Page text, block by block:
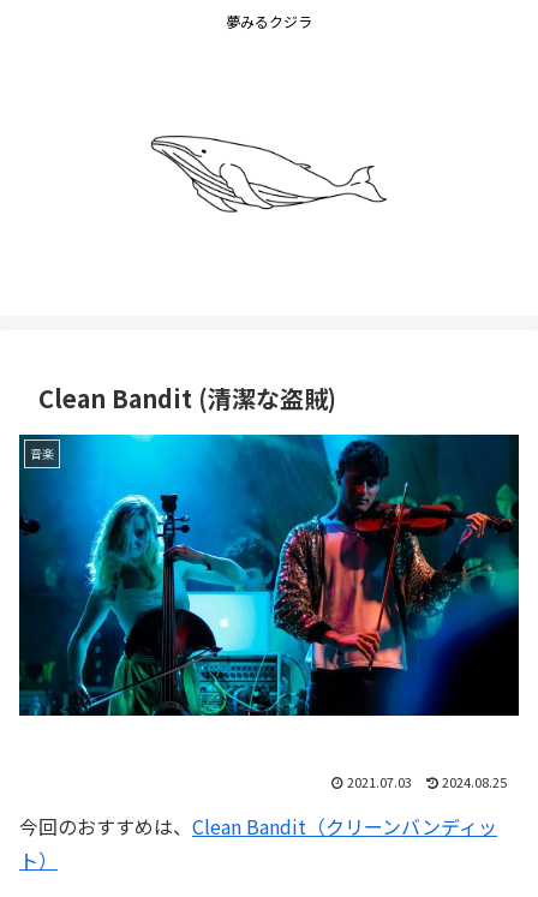
夢みるクジラ
Clean Bandit (清潔な盗賊)
音楽
2021.07.03 2024.08.25
今回のおすすめは、 Clean Bandit（クリーンバンディッ
ト）